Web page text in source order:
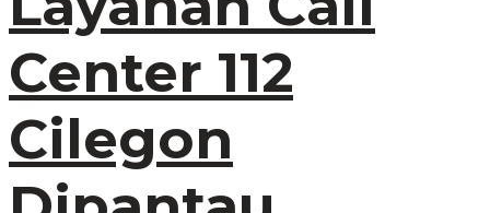
Center 112
Cilegon